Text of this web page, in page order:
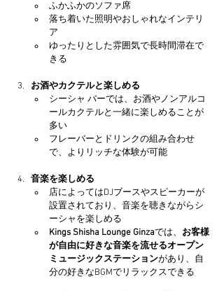
ふかふかのソファ席
落ち着いた照明やおしゃれなインテリ
ア
ゆったりとした雰囲気で長時間滞在で
きる
お酒やカクテルと楽しめる
シーシャ バーでは、お酒やノンアルコ
ールカクテルと一緒に楽しめることが
多い
フレーバーとドリンクの組み合わせ
で、よりリッチな体験が可能
音楽を楽しめる
店によってはDJブースやスピーカーが
設置されており、音楽を聴きながらシ
ーシャを楽しめる
Kings Shisha Lounge Ginzaでは、 お客様
が自由に好きな音楽を流せるオープン
ミュージックステーションがあり、自
分の好きなBGMでリラックスできる